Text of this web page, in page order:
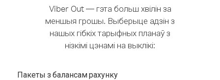
Viber Out — гэта больш хвілін за
меншыя грошы. Выберыце адзін з
нашых гібкіх тарыфных планаў з
нізкімі цэнамі на выклікі:
Пакеты з балансам рахунку